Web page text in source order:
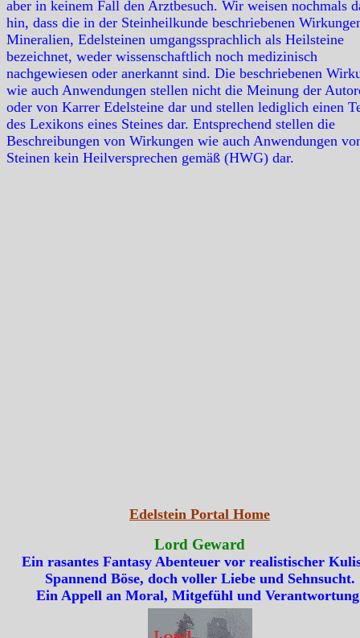
aber in keinem Fall den Arztbesuch. Wir weisen nochmals
hin, dass die in der Steinheilkunde beschriebenen
Mineralien, Edelsteinen umgangssprachlich als Heilsteine
bezeichnet, weder wissenschaftlich noch medizinisch
nachgewiesen oder anerkannt sind. Die beschriebenen
wie auch Anwendungen stellen nicht die Meinung der
oder von Karrer Edelsteine dar und stellen lediglich einen
des Lexikons eines Steines dar. Entsprechend stellen die
Beschreibungen von Wirkungen wie auch Anwendungen
Steinen kein Heilversprechen gemäß (HWG) dar.
Edelstein Portal Home
Lord Geward
Ein rasantes Fantasy Abenteuer vor realistischer
Spannend Böse, doch voller Liebe und Sehnsucht.
Ein Appell an Moral, Mitgefühl und